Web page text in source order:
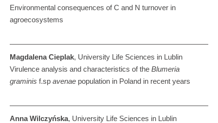
Environmental consequences of C and N turnover in
agroecosystems
Magdalena Cieplak, University Life Sciences in Lublin
Virulence analysis and characteristics of the Blumeria
graminis f.sp avenae population in Poland in recent years
Anna Wilczyńska, University Life Sciences in Lublin